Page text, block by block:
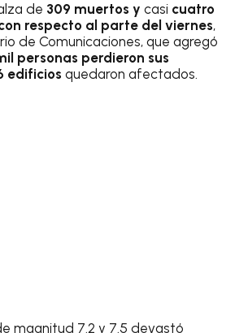
de 309 muertos ycasi cuatro
respecto al parte del viernes,
de Comunicaciones, que agregó
personas perdieron sus
edificiosquedaron afectados.
magnitud 7.2 y 7.5 devastó